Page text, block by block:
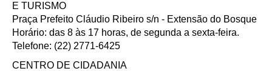
E TURISMO
Praça Prefeito Cláudio Ribeiro s/n - Extensão do Bosque
Horário: das 8 às 17 horas, de segunda a sexta-feira.
Telefone: (22) 2771-6425
CENTRO DE CIDADANIA